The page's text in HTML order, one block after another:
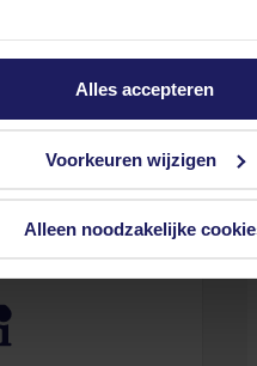
Alles accepteren
Voorkeuren wijzigen
Alleen noodzakelijke
klantenservice!
van maandag t/m vrijdag van 09.00
15.00 uur.